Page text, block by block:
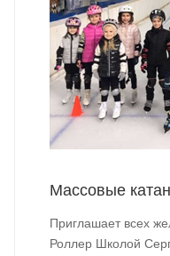
Массовые
Приглашает всех
Роллер Школой